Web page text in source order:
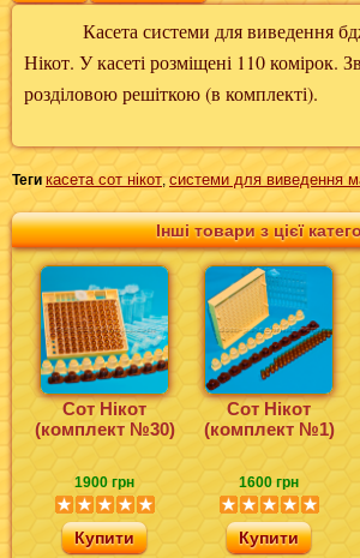
Касета системи для виведення
Нікот. У касеті розміщені 110 комірок.
розділовою решіткою (в комплекті).
Теги касета сот нікот,системи для виведення
Інші товари з цієї
Сот Нікот
(комплект №30)
1900 грн
Купити
Сот Нікот
(комплект №1)
1600 грн
Купити